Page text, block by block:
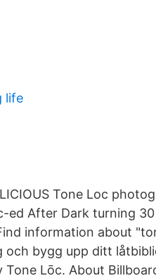
life
Tone Loc
ed After Dark turning
information about
och bygg upp ditt
Tone Lōc. About